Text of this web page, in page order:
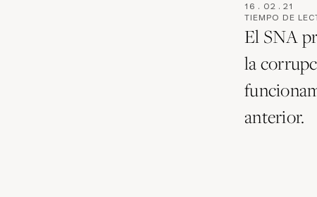
16 . 02 . 21
TIEMPO DE
El SNA
la
anterior.